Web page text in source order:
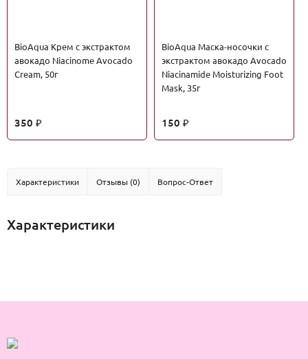
BioAqua Крем с экстрактом
авокадо Niacinome Avocado
Cream, 50г
350 ₽
BioAqua Маска-носочки с
экстрактом авокадо Avocado
Niacinamide Moisturizing Foot
Mask, 35г
150 ₽
Характеристики Отзывы (0) Вопрос-Ответ
Характеристики